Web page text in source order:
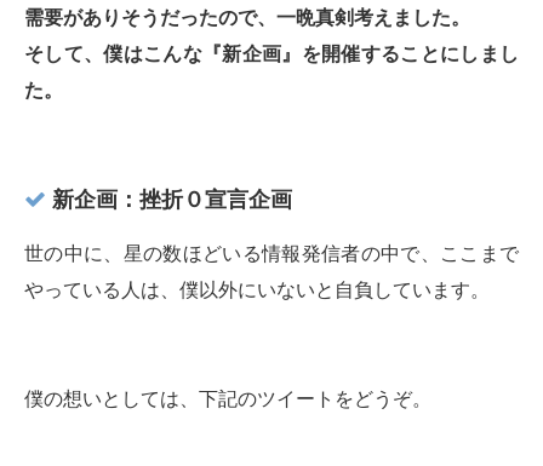
需要がありそうだったので、一晩真剣考えました。
そして、僕はこんな『新企画』を開催することにしまし
た。
新企画：挫折０宣言企画
世の中に、星の数ほどいる情報発信者の中で、ここまで
やっている人は、僕以外にいないと自負しています。
僕の想いとしては、下記のツイートをどうぞ。